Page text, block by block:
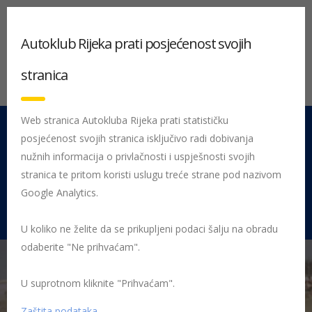
051 212 442 Centrala
Pon - Pet 08:00 - 16:00
Rujevica 9/1, 51000 Rijeka
Početna Posljednje objavljene novosti
Autoklub Rijeka prati posjećenost svojih
stranica
Web stranica Autokluba Rijeka prati statističku
posjećenost svojih stranica isključivo radi dobivanja
nužnih informacija o privlačnosti i uspješnosti svojih
stranica te pritom koristi uslugu treće strane pod nazivom
Google Analytics.
U koliko ne želite da se prikupljeni podaci šalju na obradu
odaberite "Ne prihvaćam".
U suprotnom kliknite "Prihvaćam".